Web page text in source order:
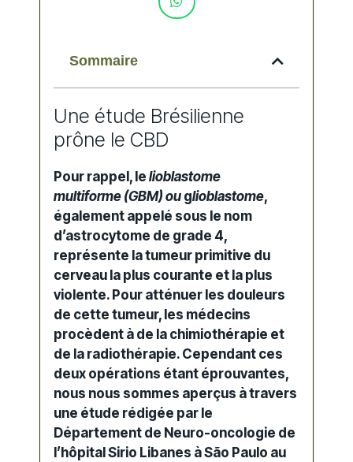
Sommaire
Une étude Brésilienne
prône le CBD
Pour rappel, lelioblastome
multiforme (GBM) ou glioblastome,
également appelé sous le nom
d’astrocytome de grade 4,
représente la tumeur primitive du
cerveau la plus courante et la plus
violente. Pour atténuer les douleurs
de cette tumeur, les médecins
procèdent à de la chimiothérapie et
de la radiothérapie. Cependant ces
deux opérations étant éprouvantes,
nous nous sommes aperçus à travers
une étude rédigée par le
Département de Neuro-oncologie de
l’hôpital Sirio Libanes à São Paulo au